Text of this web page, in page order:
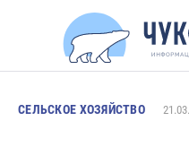
СЕЛЬСКОЕ ХОЗЯЙСТВО